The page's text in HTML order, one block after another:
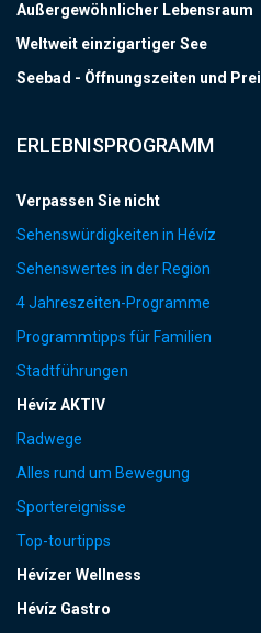
Außergewöhnlicher Lebensraum
Weltweit einzigartiger See
Seebad - Öffnungszeiten und
ERLEBNISPROGRAMM
Verpassen Sie nicht
Sehenswürdigkeiten in Hévíz
Sehenswertes in der Region
4 Jahreszeiten-Programme
Programmtipps für Familien
Stadtführungen
Hévíz AKTIV
Radwege
Alles rund um Bewegung
Sportereignisse
Top-tourtipps
Hévízer Wellness
Hévíz Gastro